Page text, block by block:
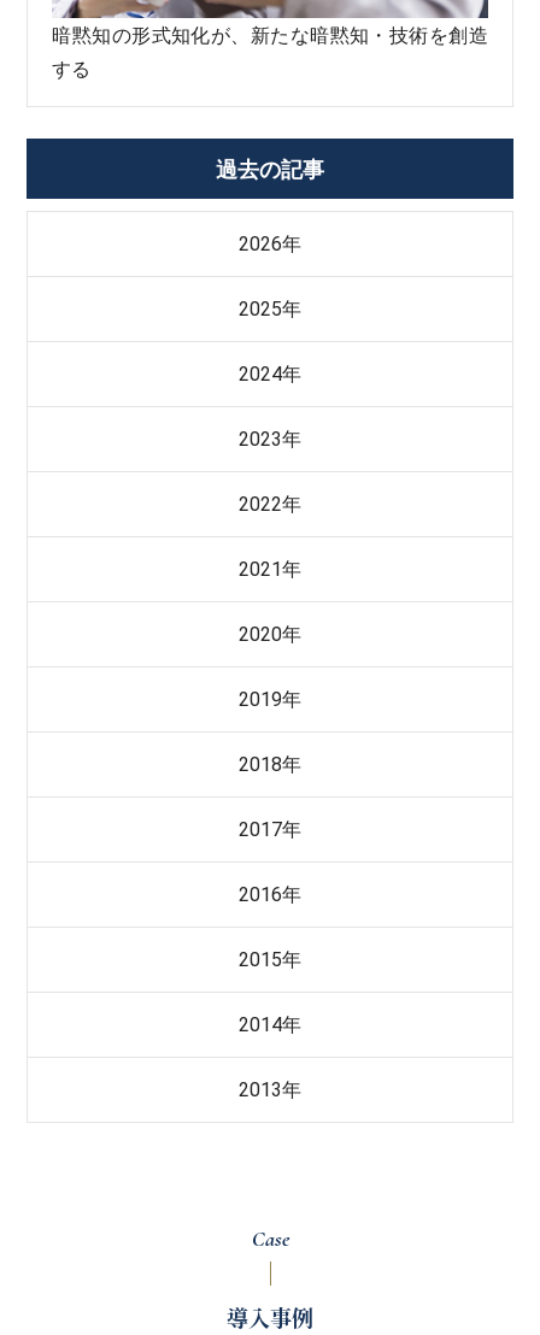
暗黙知の形式知化が、新たな暗黙知・技術を創造
する
過去の記事
2026年
2025年
2024年
2023年
2022年
2021年
2020年
2019年
2018年
2017年
2016年
2015年
2014年
2013年
Case
導入事例